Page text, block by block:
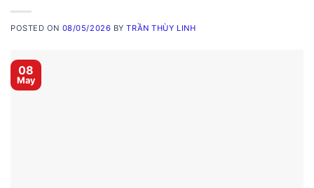
POSTED ON 08/05/2026 BYTRẦN THÙY LINH
08
May